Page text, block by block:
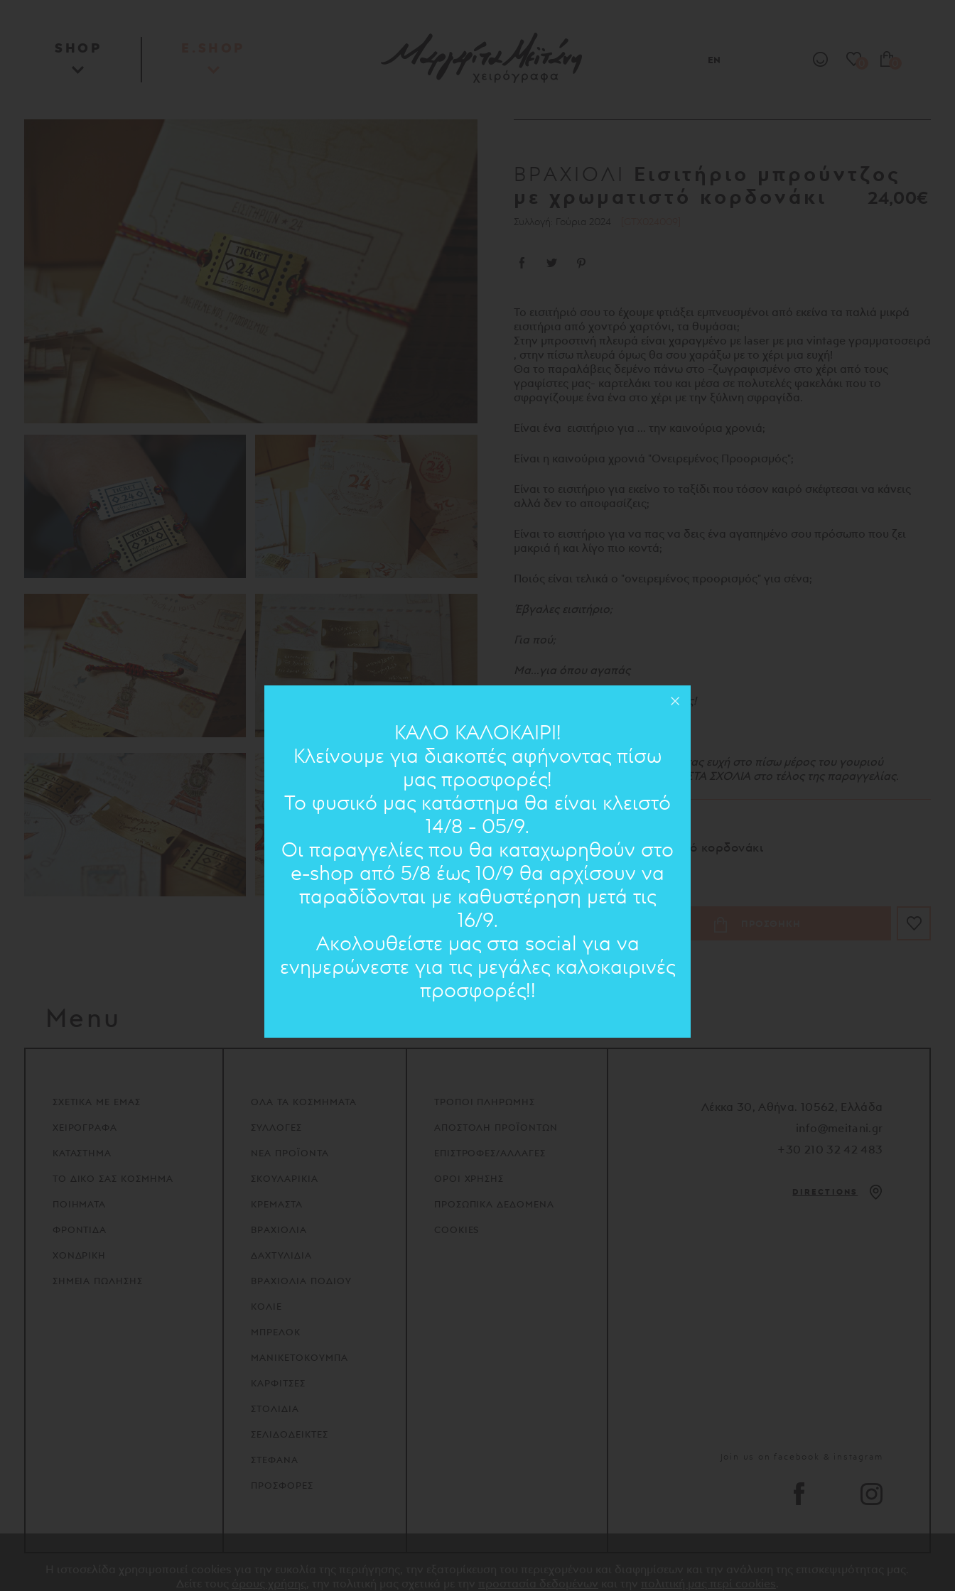
SHOP
EN
ΒΡΑΧΙΟΛΙ Εισιτήριο μπρούντζος
με χρωματιστό κορδονάκι
24,00€
Συλλογή: Γούρια 2024
Το εισιτήριό σου το έχουμε φτιάξει εμπνευσμένοι από εκείνα τα παλιά μικρά
εισιτήρια από χοντρό χαρτόνι, τα θυμάσαι;
Στην μπροστινή πλευρά είναι χαραγμένο με laser με μια vintage γραμματοσειρά
, στην πίσω πλευρά όμως θα σου χαράξω με το χέρι μια ευχή!
Θα το παραλάβεις δεμένο πάνω στο -ζωγραφισμένο στο χέρι από τους
γραφίστες μας- καρτελάκι του και μέσα σε πολυτελές φακελάκι που το
σφραγίζουμε ένα ένα στο χέρι με την ξύλινη σφραγίδα.
Είναι ένα εισιτήριο για ... την καινούρια χρονιά;
Είναι η καινούρια χρονιά "Ονειρεμένος Προορισμός";
Είναι το εισιτήριο για εκείνο το ταξίδι που τόσον καιρό σκέφτεσαι να κάνεις
αλλά δεν το αποφασίζεις;
Είναι το εισιτήριο για να πας να δεις ένα αγαπημένο σου πρόσωπο που ζει
μακριά ή και λίγο πιο κοντά;
Ποιός είναι τελικά ο "ονειρεμένος προορισμός" για σένα;
Έβγαλες εισιτήριο;
Για πού;
Μα...για όπου αγαπάς
Μόνο φρόντισε μες στο 24 να πας!
ΣΗΜΕΙΩΣΗ : Αν θέλετε την δικιά σας ευχή στο πίσω μέρος του γουριού
παρακαλώ πληκτρολογείστε την ΣΤΑ ΣΧΟΛΙΑ στο τέλος της παραγγελίας.
ΔΙΑΣΤΑΣΕΙΣ:
ΥΛΙΚΟ: ορείχαλκος , συνθετικό κορδονάκι
ΠΟΣΟΤΗΤΑ
Menu
ΣΧΕΤΙΚΑ ΜΕ ΕΜΑΣ
ΧΕΙΡΟΓΡΑΦΑ
ΚΑΤΑΣΤΗΜΑ
ΤΟ ΔΙΚΟ ΣΑΣ ΚΟΣΜΗΜΑ
ΠΟΙΗΜΑΤΑ
ΦΡΟΝΤΙΔΑ
ΧΟΝΔΡΙΚΗ
ΣΗΜΕΙΑ ΠΩΛΗΣΗΣ
ΟΛΑ ΤΑ ΚΟΣΜΗΜΑΤΑ
ΣΥΛΛΟΓΕΣ
ΝΕΑ ΠΡΟΪΟΝΤΑ
ΣΚΟΥΛΑΡΙΚΙΑ
ΚΡΕΜΑΣΤΑ
ΒΡΑΧΙΟΛΙΑ
ΔΑΧΤΥΛΙΔΙΑ
ΒΡΑΧΙΟΛΙΑ ΠΟΔΙΟΥ
ΚΟΛΙΕ
ΜΠΡΕΛΟΚ
ΜΑΝΙΚΕΤΟΚΟΥΜΠΑ
ΚΑΡΦΙΤΣΕΣ
ΣΤΟΛΙΔΙΑ
ΣΕΛΙΔΟΔΕΙΚΤΕΣ
ΣΤΕΦΑΝΑ
ΠΡΟΣΦΟΡΕΣ
ΤΡΟΠΟΙ ΠΛΗΡΩΜΗΣ
ΑΠΟΣΤΟΛΗ ΠΡΟΪΟΝΤΩΝ
ΕΠΙΣΤΡΟΦΕΣ/ΑΛΛΑΓΕΣ
ΟΡΟΙ ΧΡΗΣΗΣ
ΠΡΟΣΩΠΙΚΑ ΔΕΔΟΜΕΝΑ
COOKIES
Λέκκα 30, Αθήνα. 10562, Ελλάδα
info@meitani.gr
+30 210 32 42 483
DIRECTIONS
Join us on facebook & instagram
ΚΑΛΟ ΚΑΛΟΚΑΙΡΙ!
Κλείνουμε για διακοπές αφήνοντας πίσω
μας προσφορές!
Το φυσικό μας κατάστημα θα είναι κλειστό
14/8 - 05/9.
Οι παραγγελίες που θα καταχωρηθούν στο
e-shop από 5/8 έως 10/9 θα αρχίσουν να
παραδίδονται με καθυστέρηση μετά τις
16/9.
Ακολουθείστε μας στα social για να
ενημερώνεστε για τις μεγάλες καλοκαιρινές
προσφορές!!